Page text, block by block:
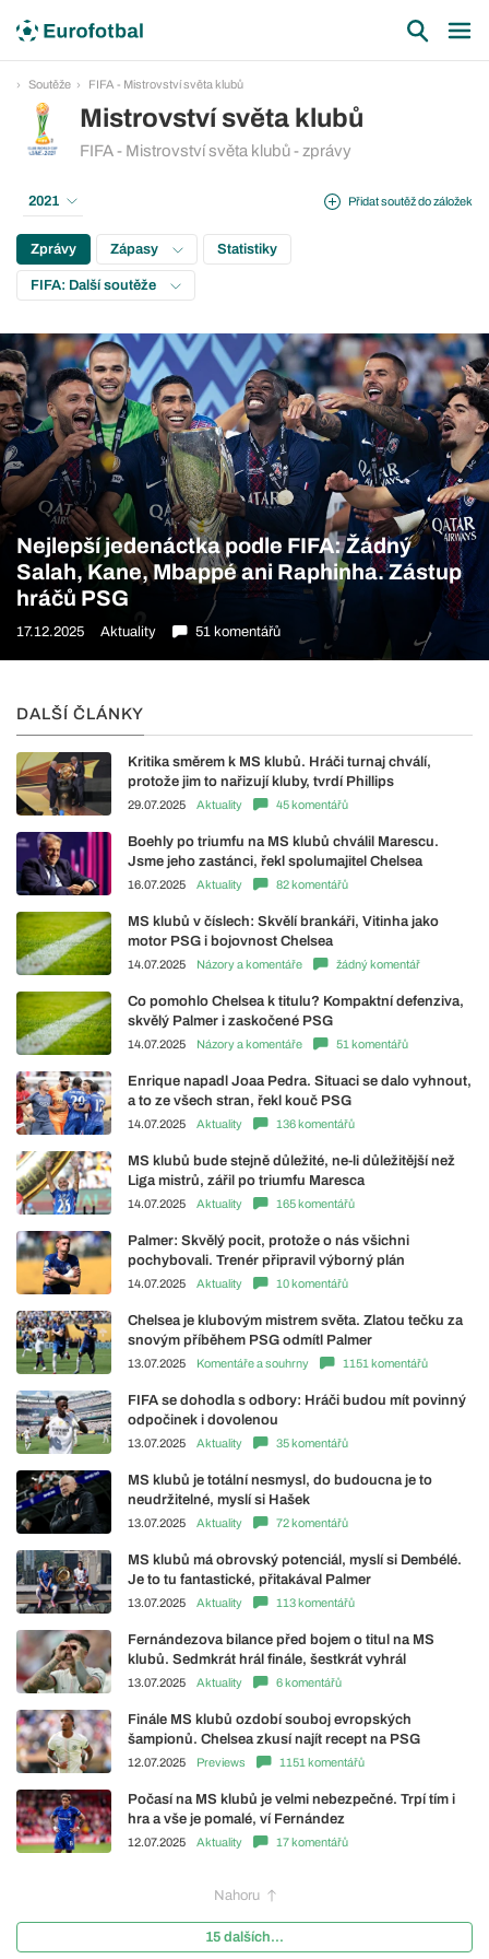
Soutěže FIFA - Mistrovství světa klubů
Mistrovství světa klubů
FIFA - Mistrovství světa klubů - zprávy
Přidat soutěž do záložek
2021
Zprávy Zápasy Statistiky
FIFA: Další soutěže
Nejlepší jedenáctka podle FIFA: Žádný
Salah, Kane, Mbappé ani Raphinha. Zástup
hráčů PSG
17.12.2025 Aktuality 51 komentářů
DALŠÍ ČLÁNKY
Kritika směrem k MS klubů. Hráči turnaj chválí,
protože jim to nařizují kluby, tvrdí Phillips
29.07.2025 Aktuality 45 komentářů
Boehly po triumfu na MS klubů chválil Marescu.
Jsme jeho zastánci, řekl spolumajitel Chelsea
16.07.2025 Aktuality 82 komentářů
MS klubů v číslech: Skvělí brankáři, Vitinha jako
motor PSG i bojovnost Chelsea
14.07.2025 Názory a komentáře žádný komentář
Co pomohlo Chelsea k titulu? Kompaktní defenziva,
skvělý Palmer i zaskočené PSG
14.07.2025 Názory a komentáře 51 komentářů
Enrique napadl Joaa Pedra. Situaci se dalo vyhnout,
a to ze všech stran, řekl kouč PSG
14.07.2025 Aktuality 136 komentářů
MS klubů bude stejně důležité, ne-li důležitější než
Liga mistrů, zářil po triumfu Maresca
14.07.2025 Aktuality 165 komentářů
Palmer: Skvělý pocit, protože o nás všichni
pochybovali. Trenér připravil výborný plán
14.07.2025 Aktuality 10 komentářů
Chelsea je klubovým mistrem světa. Zlatou tečku za
snovým příběhem PSG odmítl Palmer
13.07.2025 Komentáře a souhrny 1151 komentářů
FIFA se dohodla s odbory: Hráči budou mít povinný
odpočinek i dovolenou
13.07.2025 Aktuality 35 komentářů
MS klubů je totální nesmysl, do budoucna je to
neudržitelné, myslí si Hašek
13.07.2025 Aktuality 72 komentářů
MS klubů má obrovský potenciál, myslí si Dembélé.
Je to tu fantastické, přitakával Palmer
13.07.2025 Aktuality 113 komentářů
Fernándezova bilance před bojem o titul na MS
klubů. Sedmkrát hrál finále, šestkrát vyhrál
13.07.2025 Aktuality 6 komentářů
Finále MS klubů ozdobí souboj evropských
šampionů. Chelsea zkusí najít recept na PSG
12.07.2025 Previews 1151 komentářů
Počasí na MS klubů je velmi nebezpečné. Trpí tím i
hra a vše je pomalé, ví Fernández
12.07.2025 Aktuality 17 komentářů
Nahoru
15 dalších...